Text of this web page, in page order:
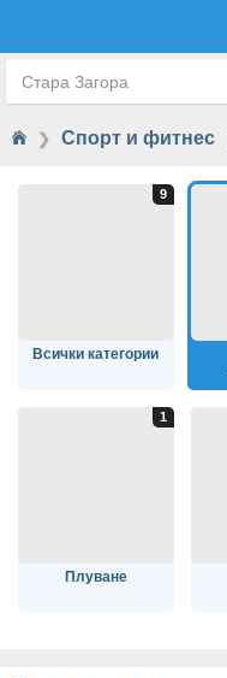
Стара Загора
❯ Спорт и фитнес
Всички категории
Плуване